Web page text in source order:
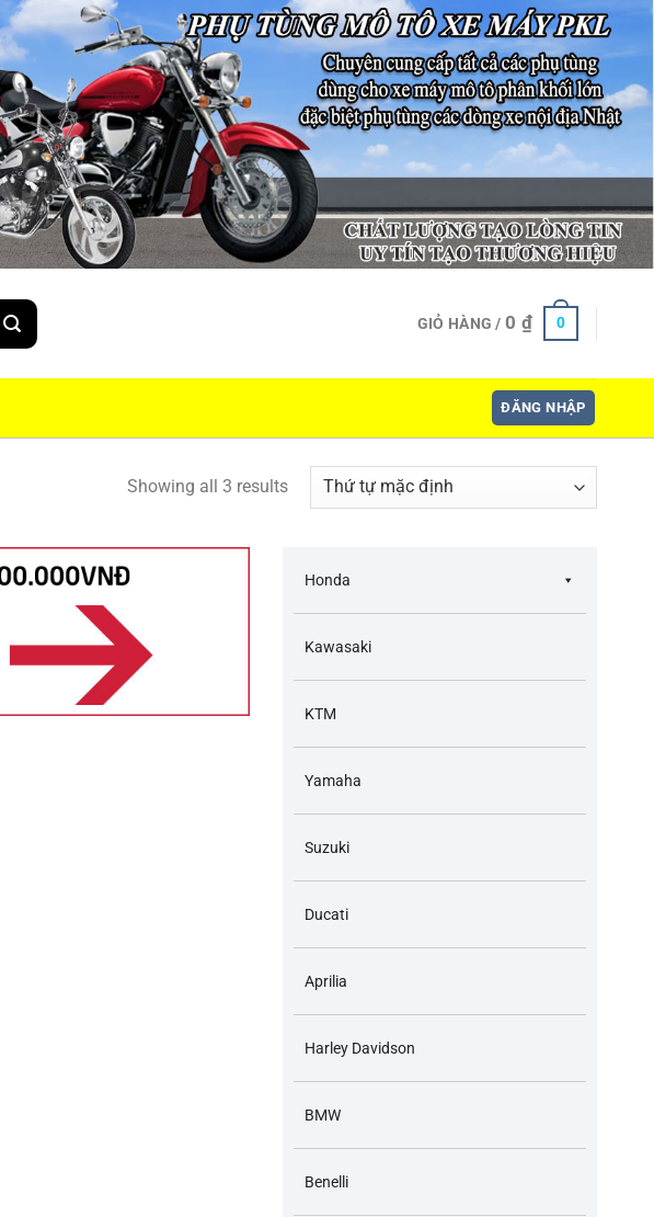
GIỎ HÀNG / 0 ₫ 0
ĐĂNG NHẬP
Showing all 3 results
Honda
Kawasaki
KTM
Yamaha
Suzuki
Ducati
Aprilia
Harley Davidson
BMW
Benelli